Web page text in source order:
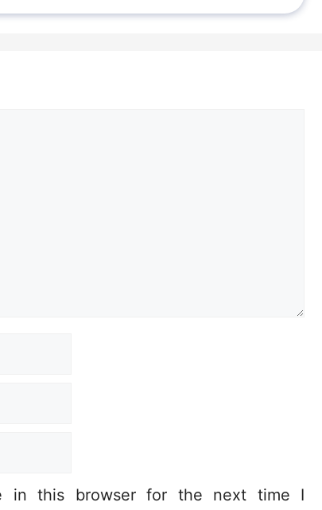
in this browser for the next time I